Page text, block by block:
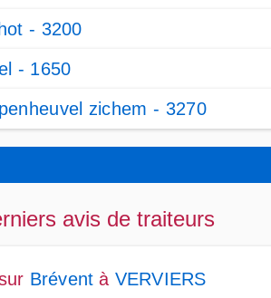
- 3200
- 1650
zichem - 3270
avis de traiteurs
Brévent à VERVIERS